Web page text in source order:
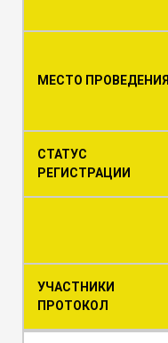
МЕСТО ПРОВЕДЕНИЯ
СТАТУС
РЕГИСТРАЦИИ
УЧАСТНИКИ
ПРОТОКОЛ